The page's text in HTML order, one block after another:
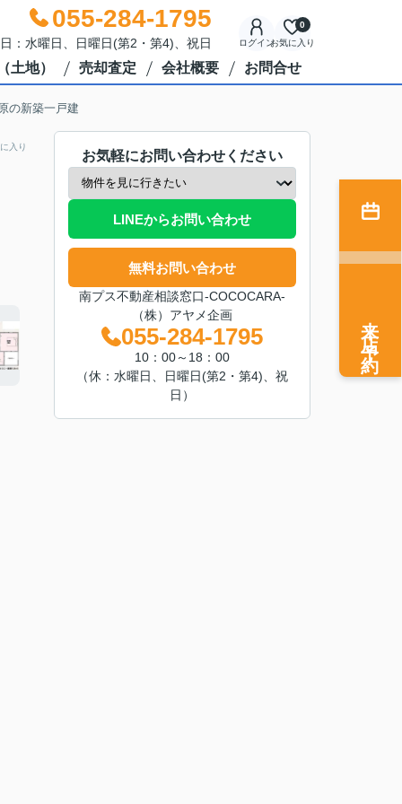
055-284-1795
水曜日、日曜日(第2・第4)、祝日 ログインお気に入り
0
土地） 売却査定 会社概要 お問合せ
の新築一戸建
入り
お気軽にお問い合わせください
LINEからお問い合わせ
無料お問い合わせ
南プス不動産相談窓口-COCOCARA-
（株）アヤメ企画
055-284-1795
10：00～18：00
（休：水曜日、日曜日(第2・第4)、祝
日）
来店予約